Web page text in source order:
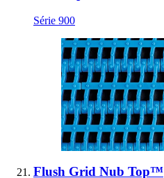
Série 900
Flush Grid Nub Top™